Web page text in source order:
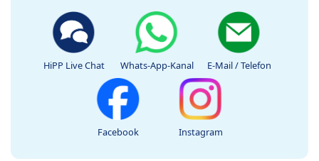
HiPP Live Chat Whats-App-Kanal E-Mail / Telefon
Facebook Instagram